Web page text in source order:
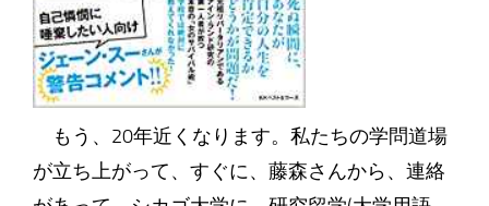
もう、20年近くなります。私たちの学問道場
が立ち上がって、すぐに、藤森さんから、連絡